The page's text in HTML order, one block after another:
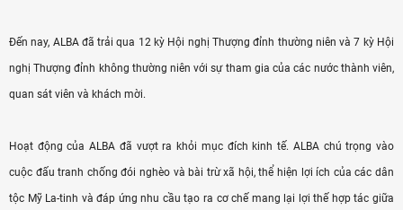
Đến nay, ALBA đã trải qua 12 kỳ Hội nghị Thượng đỉnh thường niên và 7 kỳ Hội
nghị Thượng đỉnh không thường niên với sự tham gia của các nước thành viên,
quan sát viên và khách mời.
Hoạt động của ALBA đã vượt ra khỏi mục đích kinh tế. ALBA chú trọng vào
cuộc đấu tranh chống đói nghèo và bài trừ xã hội, thể hiện lợi ích của các dân
tộc Mỹ La-tinh và đáp ứng nhu cầu tạo ra cơ chế mang lại lợi thế hợp tác giữa